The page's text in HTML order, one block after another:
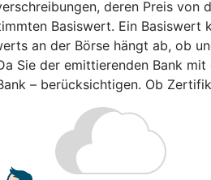
deren Preis von
Basiswert. Ein Basiswert
an der Börse hängt ab, ob
Sie der emittierenden Bank
– berücksichtigen. Ob